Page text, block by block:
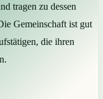
tragen zu dessen
Gemeinschaft ist gut
die ihren